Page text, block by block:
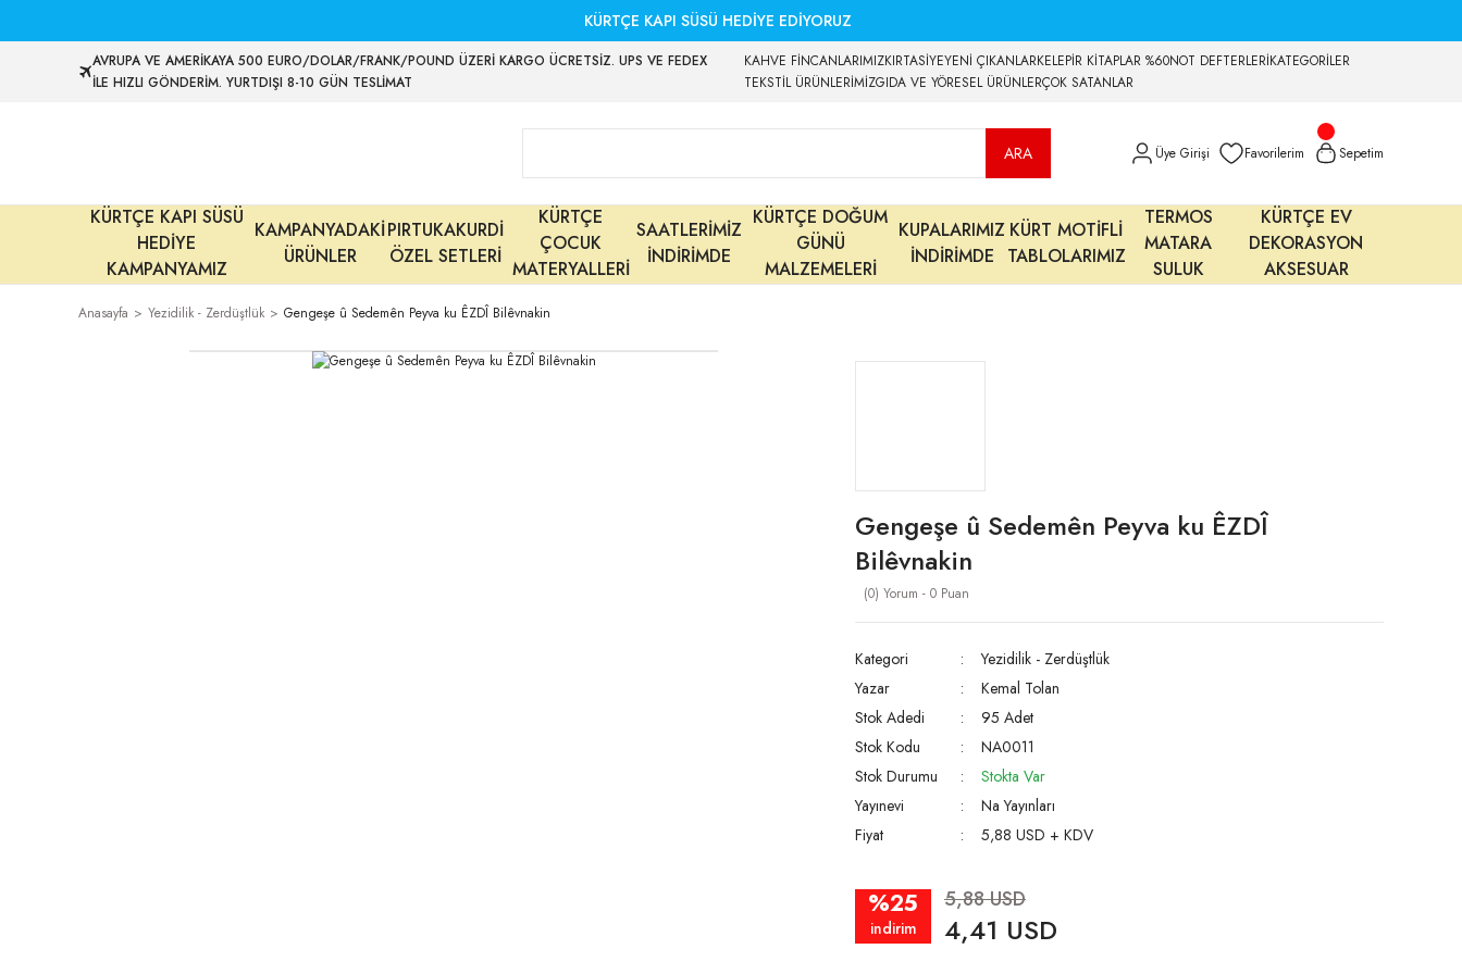
KÜRTÇE KAPI SÜSÜ HEDİYE EDİYORUZ
AVRUPA VE AMERİKAYA 500 EURO/DOLAR/FRANK/POUND ÜZERİ KARGO ÜCRETSİZ. UPS VE FEDEX
İLE HIZLI GÖNDERİM. YURTDIŞI 8-10 GÜN TESLİMAT
KAHVE FİNCANLARIMIZKIRTASİYEYENİ ÇIKANLARKELEPİR KİTAPLAR %60NOT DEFTERLERİKATEGORİLER
TEKSTİL ÜRÜNLERİMİZGIDA VE YÖRESEL ÜRÜNLERÇOK SATANLAR
ARA Üye Girişi Favorilerim Sepetim
KÜRTÇE KAPI SÜSÜ
HEDİYE
KAMPANYAMIZ
KAMPANYADAKİ
ÜRÜNLER
PIRTUKAKURDİ
ÖZEL SETLERİ
KÜRTÇE
ÇOCUK
MATERYALLERİ
SAATLERİMİZ
İNDİRİMDE
KÜRTÇE DOĞUM
GÜNÜ
MALZEMELERİ
KUPALARIMIZ
İNDİRİMDE
KÜRT MOTİFLİ
TABLOLARIMIZ
TERMOS
MATARA
SULUK
KÜRTÇE EV
DEKORASYON
AKSESUAR
Anasayfa Yezidilik - Zerdüştlük Gengeşe û Sedemên Peyva ku ÊZDÎ Bilêvnakin
Gengeşe û Sedemên Peyva ku ÊZDÎ
Bilêvnakin
(0) Yorum - 0 Puan
Kategori
Yezidilik - Zerdüştlük
Yazar
Kemal Tolan
Stok Adedi
95 Adet
Stok Kodu
NA0011
Stok Durumu
Stokta Var
Yayınevi
Na Yayınları
Fiyat
5,88 USD + KDV
%25
indirim
5,88 USD
4,41 USD